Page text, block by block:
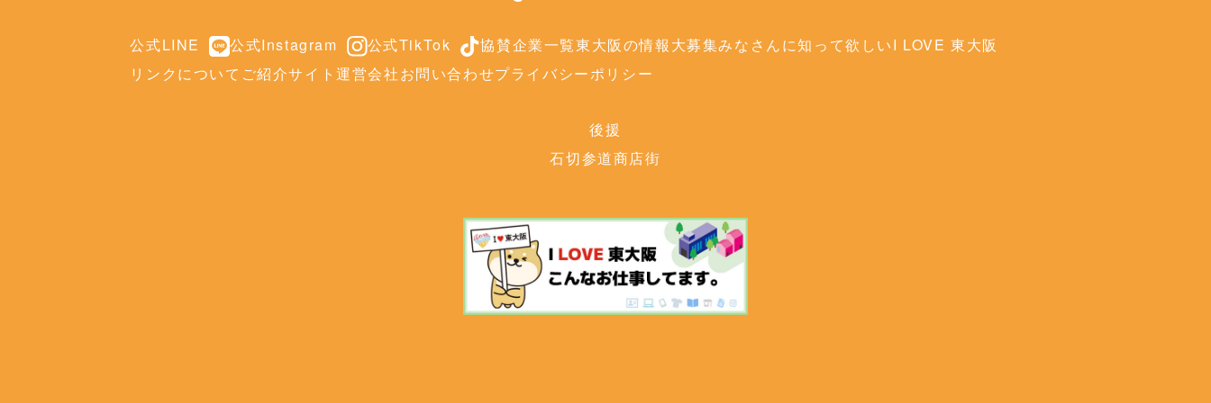
公式LINE 公式Instagram 公式TikTok 協賛企業一覧東大阪の情報大募集みなさんに知って欲しいI LOVE 東大阪
リンクについて ご紹介サイト運営会社お問い合わせプライバシーポリシー
後援
石切参道商店街